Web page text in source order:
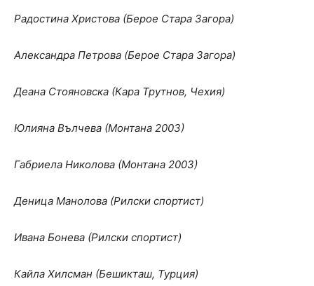
Радостина Христова (Берое Стара Загора)
Александра Петрова (Берое Стара Загора)
Деана Стояновска (Кара Трутнов, Чехия)
Юлияна Вълчева (Монтана 2003)
Габриела Николова (Монтана 2003)
Деница Манолова (Рилски спортист)
Ивана Бонева (Рилски спортист)
Кайла Хилсман (Бешикташ, Турция)